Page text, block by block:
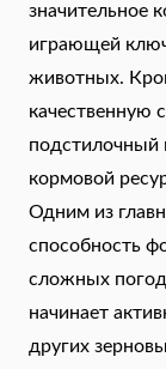
значительное
играющей
животных.
качественную
подстилочный
кормовой
Одним из
способность
сложных
начинает
других